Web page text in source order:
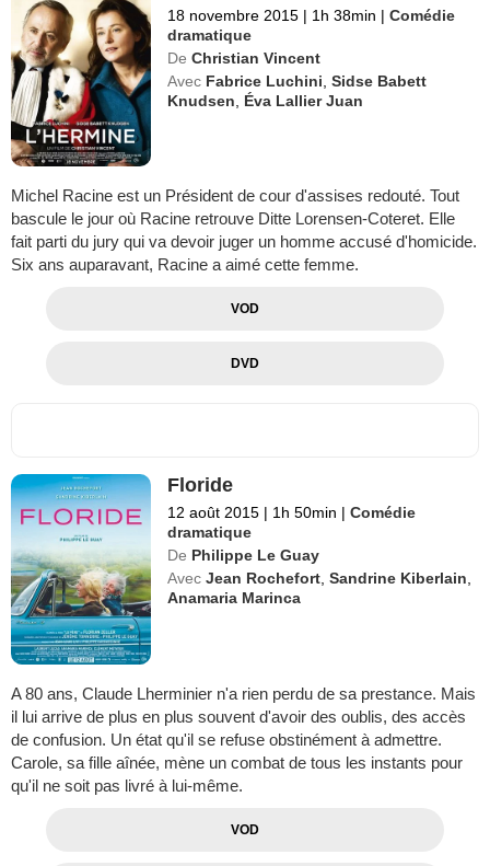
18 novembre 2015 | 1h 38min | Comédie
dramatique
De Christian Vincent
Avec Fabrice Luchini ,Sidse Babett
Knudsen
Éva Lallier Juan
Michel Racine est un Président de cour d'assises redouté. Tout
bascule le jour où Racine retrouve Ditte Lorensen-Coteret. Elle
fait parti du jury qui va devoir juger un homme accusé d'homicide.
Six ans auparavant, Racine a aimé cette femme.
VOD
DVD
Floride
12 août 2015 | 1h 50min | Comédie
dramatique
De Philippe Le Guay
Avec Jean Rochefort,Sandrine Kiberlain,
Anamaria Marinca
A 80 ans, Claude Lherminier n'a rien perdu de sa prestance. Mais
il lui arrive de plus en plus souvent d'avoir des oublis, des accès
de confusion. Un état qu'il se refuse obstinément à admettre.
Carole, sa fille aînée, mène un combat de tous les instants pour
qu'il ne soit pas livré à lui-même.
VOD